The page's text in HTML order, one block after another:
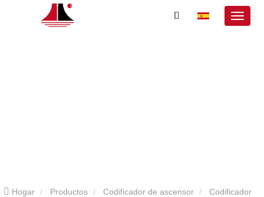
Hogar Productos Codificador de ascensor